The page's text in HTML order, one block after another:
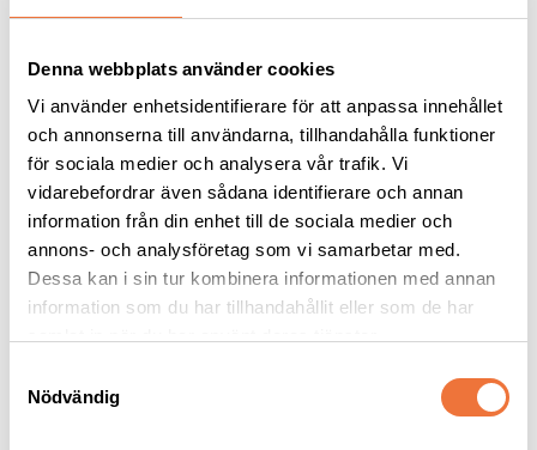
Denna webbplats använder cookies
Vi använder enhetsidentifierare för att anpassa innehållet
och annonserna till användarna, tillhandahålla funktioner
för sociala medier och analysera vår trafik. Vi
vidarebefordrar även sådana identifierare och annan
information från din enhet till de sociala medier och
annons- och analysföretag som vi samarbetar med.
Dessa kan i sin tur kombinera informationen med annan
information som du har tillhandahållit eller som de har
Nödvändig
Show Tech
Fingerkondomer large
100-pack
Trimfingerskydd
Oster skär #10
Snap on-skär - Lämnar 1,5 mm